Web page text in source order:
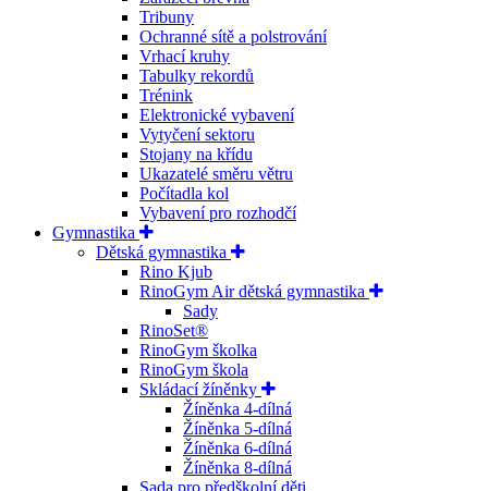
Tribuny
Ochranné sítě a polstrování
Vrhací kruhy
Tabulky rekordů
Trénink
Elektronické vybavení
Vytyčení sektoru
Stojany na křídu
Ukazatelé směru větru
Počítadla kol
Vybavení pro rozhodčí
Gymnastika
Dětská gymnastika
Rino Kjub
RinoGym Air dětská gymnastika
Sady
RinoSet®
RinoGym školka
RinoGym škola
Skládací žíněnky
Žíněnka 4-dílná
Žíněnka 5-dílná
Žíněnka 6-dílná
Žíněnka 8-dílná